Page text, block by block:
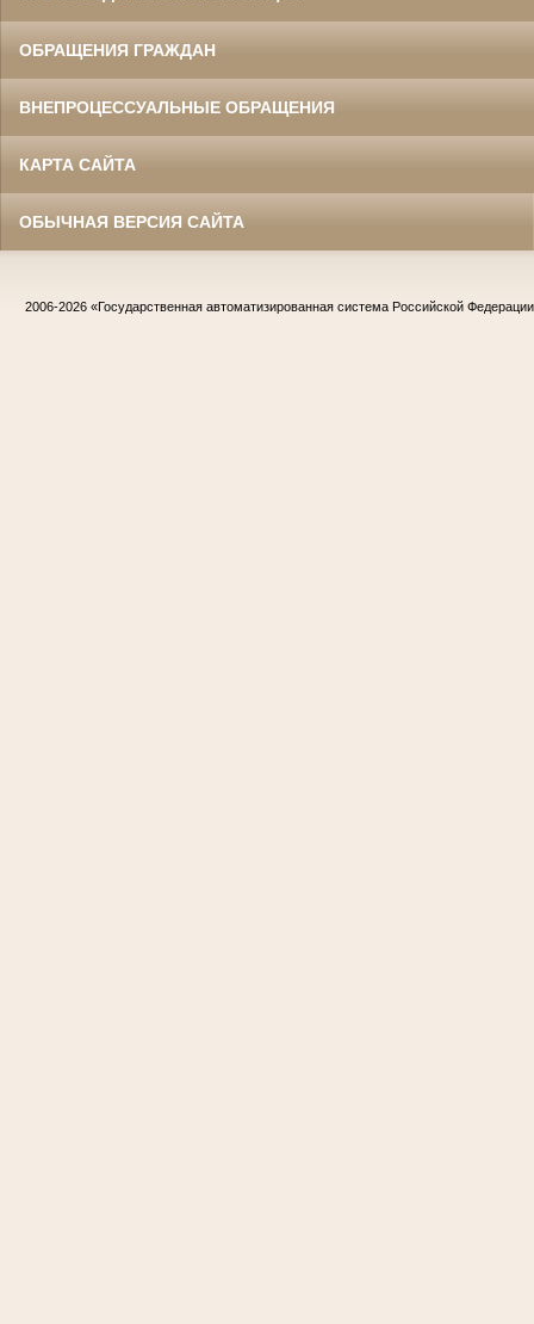
ОБРАЩЕНИЯ ГРАЖДАН
ВНЕПРОЦЕССУАЛЬНЫЕ ОБРАЩЕНИЯ
КАРТА САЙТА
ОБЫЧНАЯ ВЕРСИЯ САЙТА
2006-2026 «Государственная автоматизированная система Российской